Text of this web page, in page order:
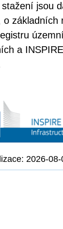
jsou
o
a
2026-08-